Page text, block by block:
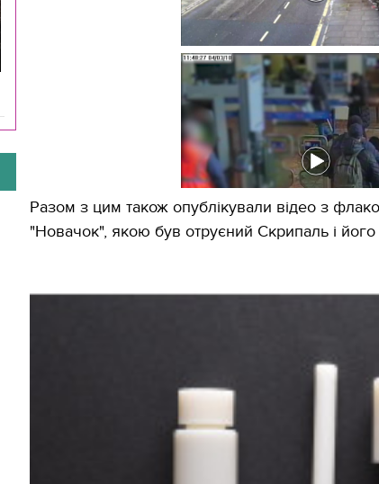
Разом з цим також опублікували відео з
"Новачок", якою був отруєний Скрипаль і його